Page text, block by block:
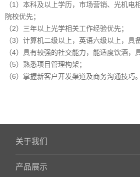
（1）本科及以上学历，市场营销、光机电
院校优先；
（2）三年以上光学相关工作经验优先；
（3）计算机二级以上，英语六级以上，具
（4）具有较强的社交能力，能适度饮酒，
（5）熟悉项目管理构架；
（6）掌握新客户开发渠道及商务沟通技巧。
关于我们
产品展示